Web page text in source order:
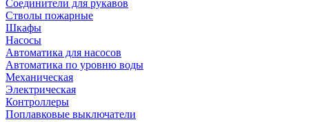
Соединители для рукавов
Стволы пожарные
Шкафы
Насосы
Автоматика для насосов
Автоматика по уровню воды
Механическая
Электрическая
Контроллеры
Поплавковые выключатели